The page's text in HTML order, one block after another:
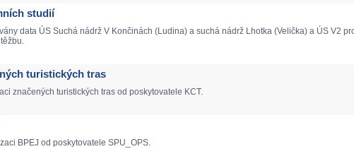
studií
data ÚS Suchá nádrž V Končinách (Ludina) a suchá nádrž Lhotka (Velička) a ÚS V2
turistických tras
značených turistických tras od poskytovatele KCT.
BPEJ od poskytovatele SPU_OPS.